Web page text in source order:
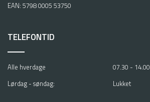
EAN: 5798 0005 53750
TELEFONTID
Alle hverdage
07.30 - 14.00
Lørdag - søndag:
Lukket